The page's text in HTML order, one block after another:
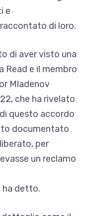
e
di loro.
di aver visto una
Read e il membro
Mladenov
che ha rivelato
questo accordo
documentato
per
un reclamo
ha detto.